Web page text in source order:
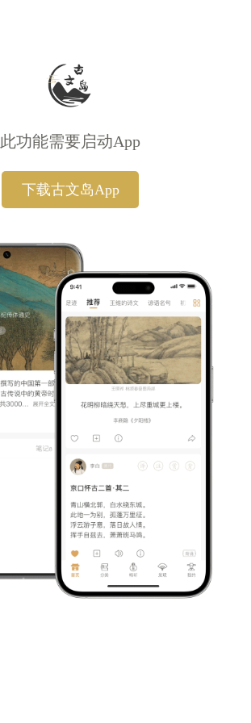
此功能需要启动App
下载古文岛App